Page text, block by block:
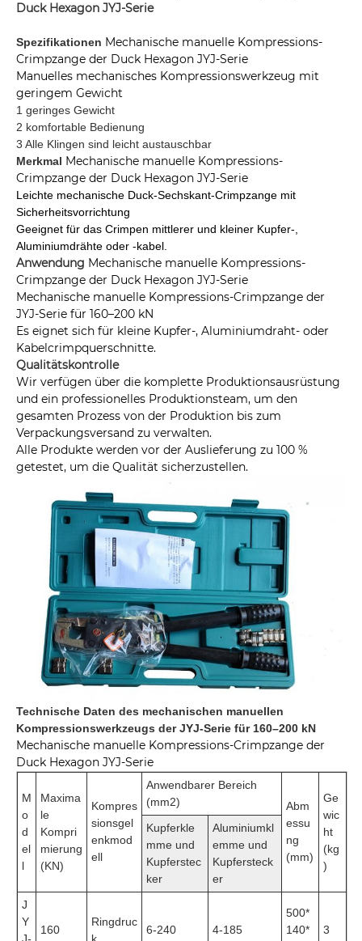
Duck Hexagon JYJ-Serie
Spezifikationen Mechanische manuelle Kompressions-
Crimpzange der Duck Hexagon JYJ-Serie
Manuelles mechanisches Kompressionswerkzeug mit
geringem Gewicht
1 geringes Gewicht
2 komfortable Bedienung
3 Alle Klingen sind leicht austauschbar
Merkmal Mechanische manuelle Kompressions-
Crimpzange der Duck Hexagon JYJ-Serie
Leichte mechanische Duck-Sechskant-Crimpzange mit
Sicherheitsvorrichtung
Geeignet für das Crimpen mittlerer und kleiner Kupfer-,
Aluminiumdrähte oder -kabel.
Anwendung Mechanische manuelle Kompressions-
Crimpzange der Duck Hexagon JYJ-Serie
Mechanische manuelle Kompressions-Crimpzange der
JYJ-Serie für 160–200 kN
Es eignet sich für kleine Kupfer-, Aluminiumdraht- oder
Kabelcrimpquerschnitte.
Qualitätskontrolle
Wir verfügen über die komplette Produktionsausrüstung
und ein professionelles Produktionsteam, um den
gesamten Prozess von der Produktion bis zum
Verpackungsversand zu verwalten.
Alle Produkte werden vor der Auslieferung zu 100 %
getestet, um die Qualität sicherzustellen.
Technische Daten des mechanischen manuellen
Kompressionswerkzeugs der JYJ-Serie für 160–200 kN
Mechanische manuelle Kompressions-Crimpzange der
Duck Hexagon JYJ-Serie
M
o
d
el
l
Maxima
le
Kompri
mierung
(KN)
Kompres
sionsgel
enkmod
ell
Anwendbarer Bereich
(mm2)
Abm
essu
ng
(mm)
Ge
wic
ht
(kg
)
Kupferkle
mme und
Kupferstec
ker
Aluminiumkl
emme und
Kupfersteck
er
J
Y
160
Ringdruc
6-240 4-185
500*
140*
3